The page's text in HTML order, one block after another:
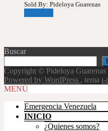
Sold By: Pideloya Guarenas
Buscar
Copyright © Pideloya Guarenas
Powered by WordPress , tema i-
Scroll
MENÚ
Emergencia Venezuela
INICIO
¿Quienes somos?